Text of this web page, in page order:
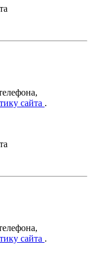
сайта .
сайта .